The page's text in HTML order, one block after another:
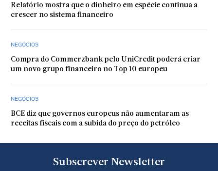
Relatório mostra que o dinheiro em espécie continua a
crescer no sistema financeiro
NEGÓCIOS
Compra do Commerzbank pelo UniCredit poderá criar
um novo grupo financeiro no Top 10 europeu
NEGÓCIOS
BCE diz que governos europeus não aumentaram as
receitas fiscais com a subida do preço do petróleo
Subscrever Newsletter